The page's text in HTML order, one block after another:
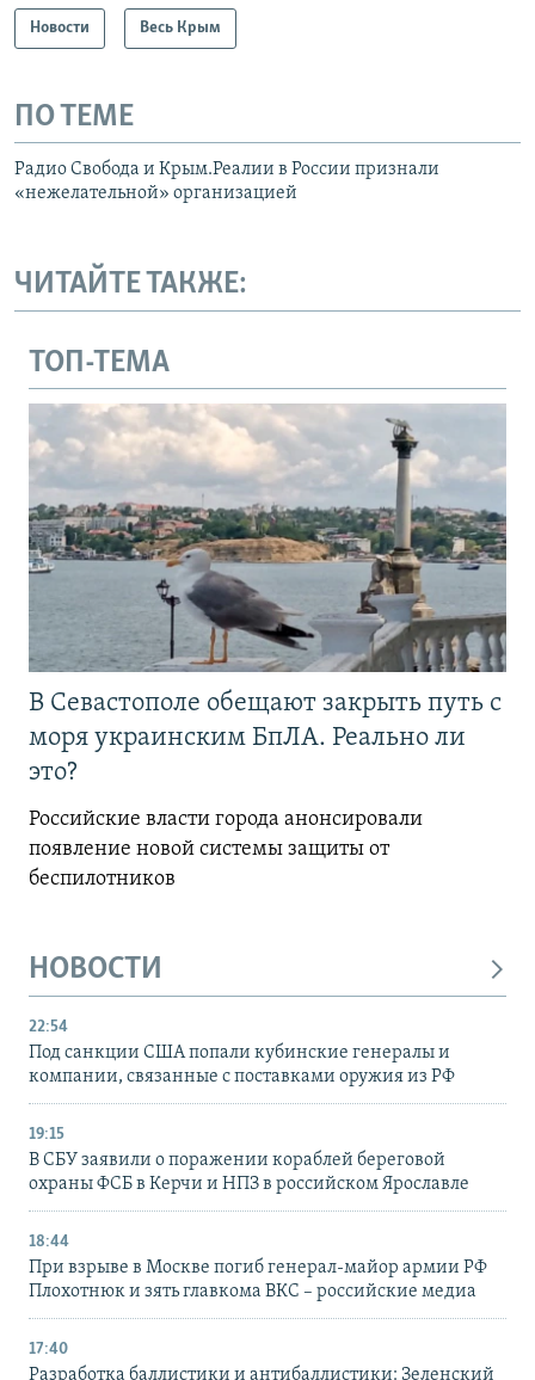
Новости Весь Крым
ПО ТЕМЕ
Радио Свобода и Крым.Реалии в России признали
«нежелательной» организацией
ЧИТАЙТЕ ТАКЖЕ:
ТОП-ТЕМА
В Севастополе обещают закрыть путь с
моря украинским БпЛА. Реально ли
это?
Российские власти города анонсировали
появление новой системы защиты от
беспилотников
НОВОСТИ
22:54
Под санкции США попали кубинские генералы и
компании, связанные с поставками оружия из РФ
19:15
В СБУ заявили о поражении кораблей береговой
охраны ФСБ в Керчи и НПЗ в российском Ярославле
18:44
При взрыве в Москве погиб генерал-майор армии РФ
Плохотнюк и зять главкома ВКС – российские медиа
17:40
Разработка баллистики и антибаллистики: Зеленский